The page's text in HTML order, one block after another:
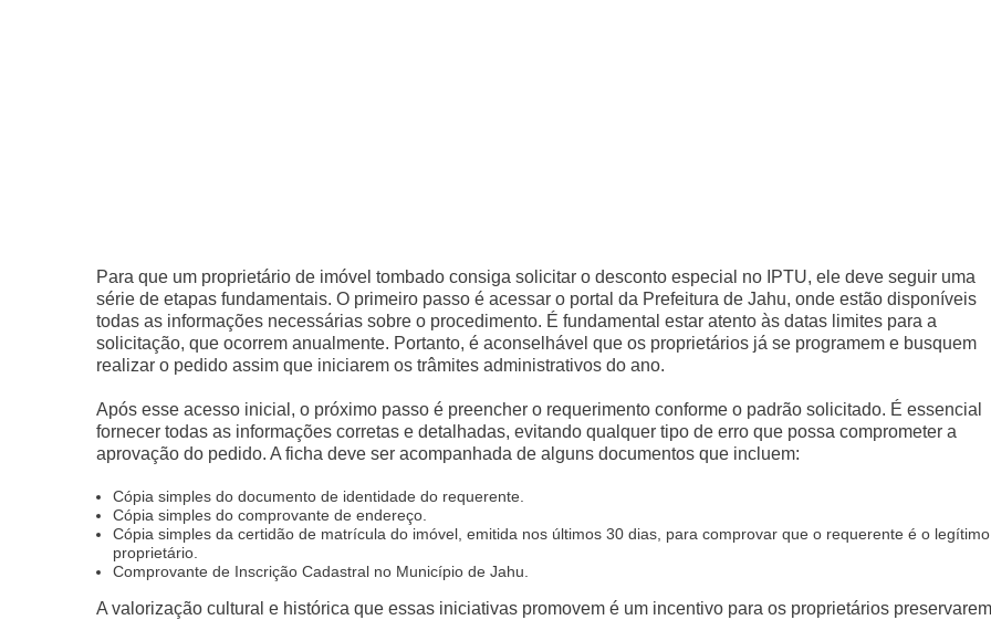
Para que um proprietário de imóvel tombado consiga solicitar o desconto especial no IPTU, ele deve seguir uma
série de etapas fundamentais. O primeiro passo é acessar o portal da Prefeitura de Jahu, onde estão disponíveis
todas as informações necessárias sobre o procedimento. É fundamental estar atento às datas limites para a
solicitação, que ocorrem anualmente. Portanto, é aconselhável que os proprietários já se programem e busquem
realizar o pedido assim que iniciarem os trâmites administrativos do ano.
Após esse acesso inicial, o próximo passo é preencher o requerimento conforme o padrão solicitado. É essencial
fornecer todas as informações corretas e detalhadas, evitando qualquer tipo de erro que possa comprometer a
aprovação do pedido. A ficha deve ser acompanhada de alguns documentos que incluem:
Cópia simples do documento de identidade do requerente.
Cópia simples do comprovante de endereço.
Cópia simples da certidão de matrícula do imóvel, emitida nos últimos 30 dias, para comprovar que o requerente é o legítimo
proprietário.
Comprovante de Inscrição Cadastral no Município de Jahu.
A valorização cultural e histórica que essas iniciativas promovem é um incentivo para os proprietários preservarem